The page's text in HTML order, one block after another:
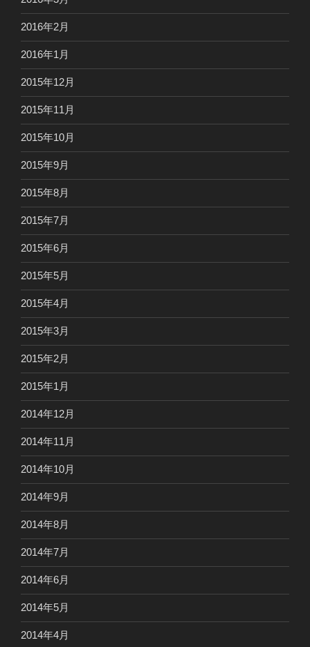
2016年2月
2016年1月
2015年12月
2015年11月
2015年10月
2015年9月
2015年8月
2015年7月
2015年6月
2015年5月
2015年4月
2015年3月
2015年2月
2015年1月
2014年12月
2014年11月
2014年10月
2014年9月
2014年8月
2014年7月
2014年6月
2014年5月
2014年4月